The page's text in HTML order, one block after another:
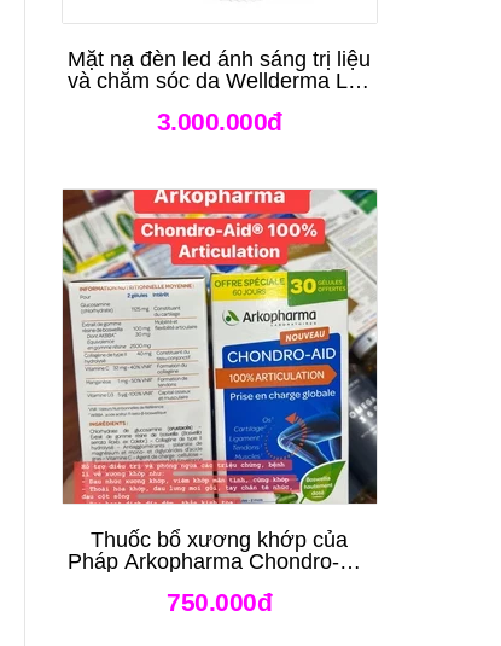
Mặt nạ đèn led ánh sáng trị liệu
và chăm sóc da Wellderma Led
Mask
3.000.000đ
Thuốc bổ xương khớp của
Pháp Arkopharma Chondro-Aid
750.000đ